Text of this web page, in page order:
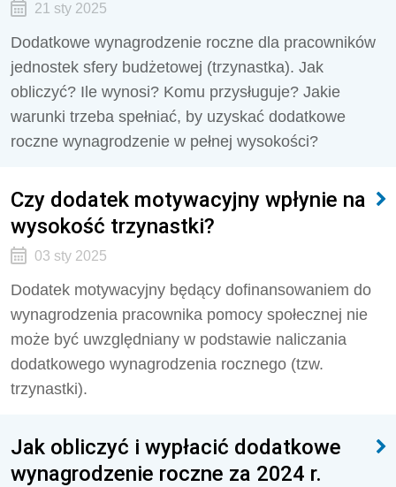
21 sty 2025
Dodatkowe wynagrodzenie roczne dla pracowników
jednostek sfery budżetowej (trzynastka). Jak
obliczyć? Ile wynosi? Komu przysługuje? Jakie
warunki trzeba spełniać, by uzyskać dodatkowe
roczne wynagrodzenie w pełnej wysokości?
Czy dodatek motywacyjny wpłynie na
wysokość trzynastki?
03 sty 2025
Dodatek motywacyjny będący dofinansowaniem do
wynagrodzenia pracownika pomocy społecznej nie
może być uwzględniany w podstawie naliczania
dodatkowego wynagrodzenia rocznego (tzw.
trzynastki).
Jak obliczyć i wypłacić dodatkowe
wynagrodzenie roczne za 2024 r.